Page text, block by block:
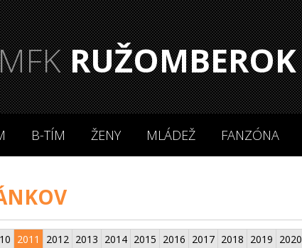
RUŽOMBEROK
B-TÍM ŽENY MLÁDEŽ FANZÓNA
2011 2012 2013 2014 2015 2016 2017 2018 2019 2020